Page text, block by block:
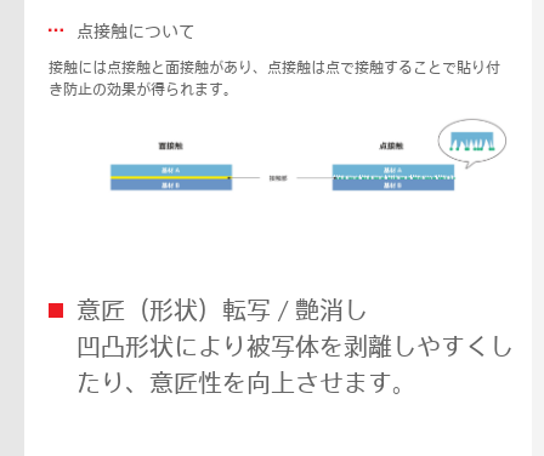
点接触について
接触には点接触と面接触があり、点接触は点で接触することで貼り付
き防止の効果が得られます。
意匠（形状）転写 / 艶消し
凹凸形状により被写体を剥離しやすくし
たり、意匠性を向上させます。